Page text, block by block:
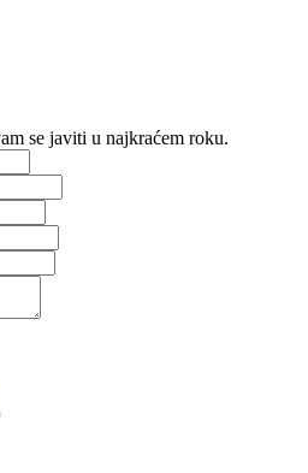
se javiti u najkraćem roku.